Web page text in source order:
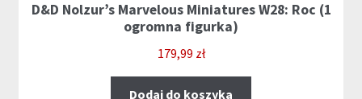
D&D Nolzur’s Marvelous Miniatures W28: Roc (1
ogromna figurka)
179,99 zł
Dodaj do koszyka